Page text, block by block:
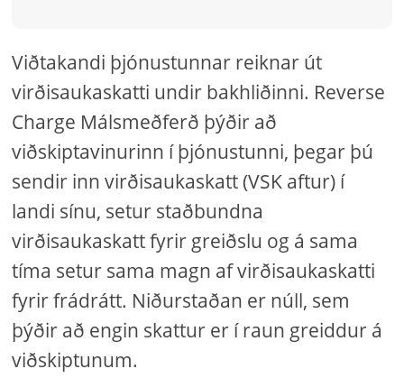
Viðtakandi þjónustunnar reiknar út
virðisaukaskatti undir bakhliðinni. Reverse
Charge Málsmeðferð þýðir að
viðskiptavinurinn í þjónustunni, þegar þú
sendir inn virðisaukaskatt (VSK aftur) í
landi sínu, setur staðbundna
virðisaukaskatt fyrir greiðslu og á sama
tíma setur sama magn af virðisaukaskatti
fyrir frádrátt. Niðurstaðan er núll, sem
þýðir að engin skattur er í raun greiddur á
viðskiptunum.